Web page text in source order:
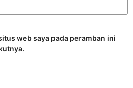
web saya pada peramban ini